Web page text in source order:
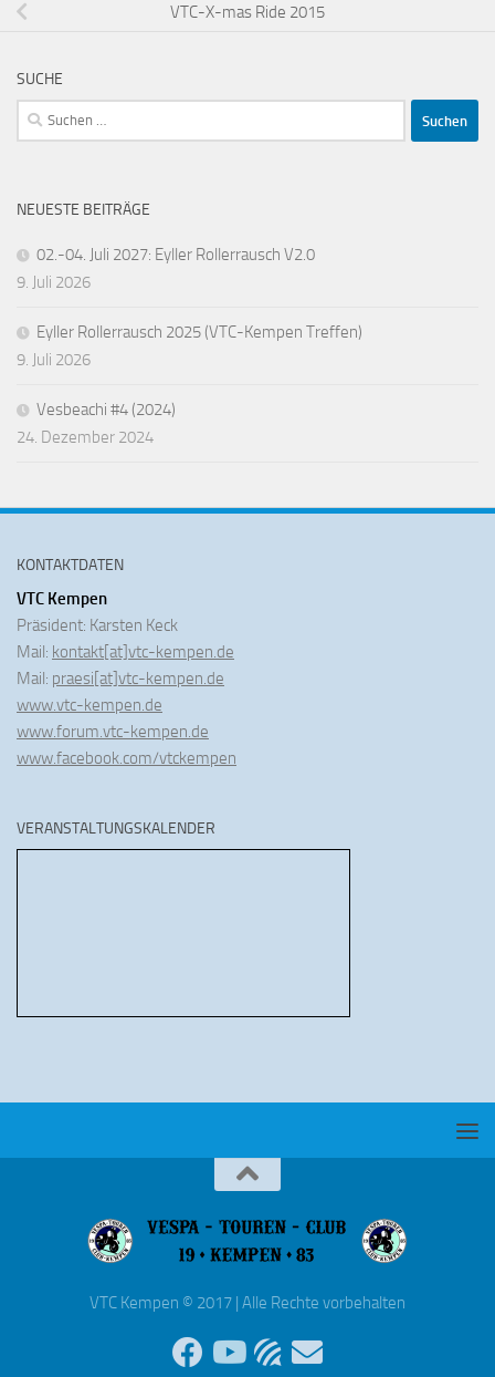
VTC-X-mas Ride 2015
SUCHE
Suchen
nach:
NEUESTE BEITRÄGE
02.-04. Juli 2027: Eyller Rollerrausch V2.0
9. Juli 2026
Eyller Rollerrausch 2025 (VTC-Kempen Treffen)
9. Juli 2026
Vesbeachi #4 (2024)
24. Dezember 2024
KONTAKTDATEN
VTC Kempen
Präsident: Karsten Keck
Mail: kontakt[at]vtc-kempen.de
Mail: praesi[at]vtc-kempen.de
www.vtc-kempen.de
www.forum.vtc-kempen.de
www.facebook.com/vtckempen
VERANSTALTUNGSKALENDER
VTC Kempen © 2017 | Alle Rechte vorbehalten